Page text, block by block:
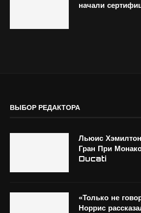
начали
ВЫБОР РЕДАКТОРА
Льюис
Гран При
Ducati
«Только не
Норрис